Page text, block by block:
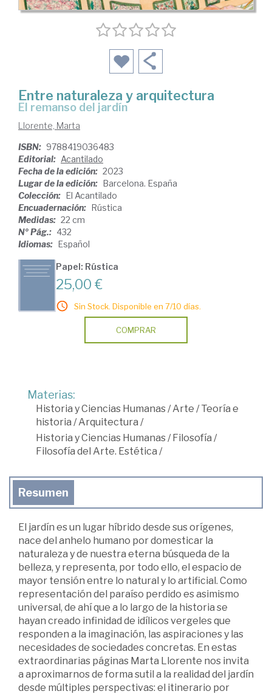
Entre naturaleza y arquitectura
El remanso del jardín
Llorente, Marta
ISBN: 9788419036483
Editorial: Acantilado
Fecha de la edición: 2023
Lugar de la edición: Barcelona. España
Colección: El Acantilado
Encuadernación: Rústica
Medidas: 22 cm
Nº Pág.: 432
Idiomas: Español
Papel: Rústica
25,00 €
Sin Stock. Disponible en 7/10 días.
COMPRAR
Materias:
Historia y Ciencias Humanas/Arte /Teoría e
historia /Arquitectura /
Historia y Ciencias Humanas/Filosofía /
Filosofía del Arte. Estética /
Resumen
El jardín es un lugar híbrido desde sus orígenes,
nace del anhelo humano por domesticar la
naturaleza y de nuestra eterna búsqueda de la
belleza, y representa, por todo ello, el espacio de
mayor tensión entre lo natural y lo artificial. Como
representación del paraíso perdido es asimismo
universal, de ahí que a lo largo de la historia se
hayan creado infinidad de idílicos vergeles que
responden a la imaginación, las aspiraciones y las
necesidades de sociedades concretas. En estas
extraordinarias páginas Marta Llorente nos invita
a aproximarnos de forma sutil a la realidad del jardín
desde múltiples perspectivas: el itinerario por